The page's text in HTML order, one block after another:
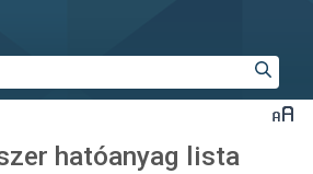
hatóanyag lista